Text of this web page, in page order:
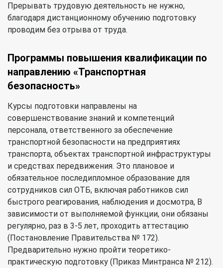
Прерывать трудовую деятельность не нужно,
благодаря дистанционному обучению подготовку
проводим без отрыва от труда.
Программы повышения квалификации по
направлению «Транспортная
безопасность»
Курсы подготовки направлены на
совершенствование знаний и компетенций
персонала, ответственного за обеспечение
транспортной безопасности на предприятиях
транспорта, объектах транспортной инфраструктуры
и средствах передвижения. Это плановое и
обязательное последипломное образование для
сотрудников сил ОТБ, включая работников сил
быстрого реагирования, наблюдения и досмотра, В
зависимости от выполняемой функции, они обязаны
регулярно, раз в 3-5 лет, проходить аттестацию
(Постановление Правительства № 172).
Предварительно нужно пройти теоретико-
практическую подготовку (Приказ Минтранса № 212).